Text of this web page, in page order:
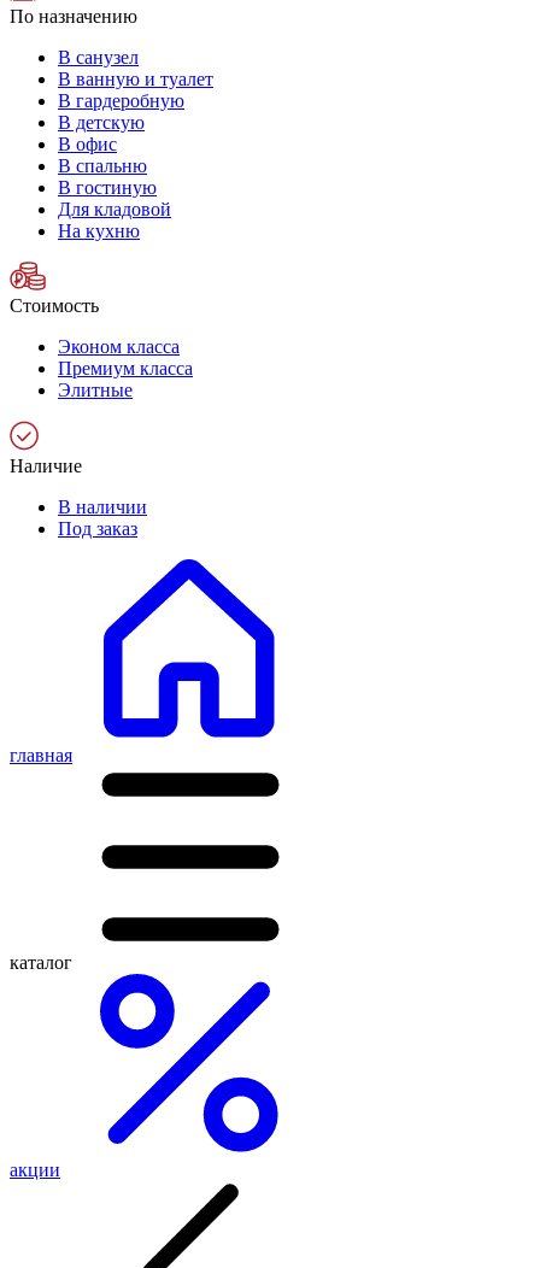
По назначению
В санузел
В ванную и туалет
В гардеробную
В детскую
В офис
В спальню
В гостиную
Для кладовой
На кухню
Стоимость
Эконом класса
Премиум класса
Элитные
Наличие
В наличии
Под заказ
главная
каталог
акции